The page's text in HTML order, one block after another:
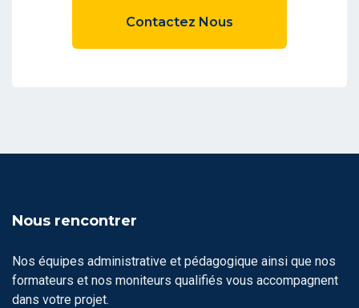
Contactez Nous
Nous rencontrer
Nos équipes administrative et pédagogique ainsi que nos
formateurs et nos moniteurs qualifiés vous accompagnent
dans votre projet.